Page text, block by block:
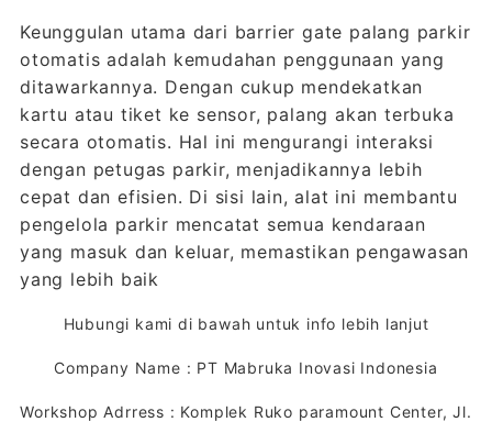
Keunggulan utama dari barrier gate palang parkir
otomatis adalah kemudahan penggunaan yang
ditawarkannya. Dengan cukup mendekatkan
kartu atau tiket ke sensor, palang akan terbuka
secara otomatis. Hal ini mengurangi interaksi
dengan petugas parkir, menjadikannya lebih
cepat dan efisien. Di sisi lain, alat ini membantu
pengelola parkir mencatat semua kendaraan
yang masuk dan keluar, memastikan pengawasan
yang lebih baik
Hubungi kami di bawah untuk info lebih lanjut
Company Name : PT Mabruka Inovasi Indonesia
Workshop Adrress : Komplek Ruko paramount Center, Jl.